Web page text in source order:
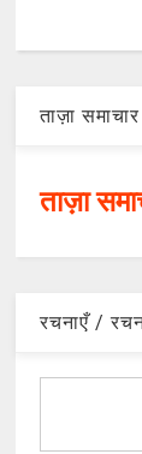
ताज़ा
ताज़ा
रचनाएँ /